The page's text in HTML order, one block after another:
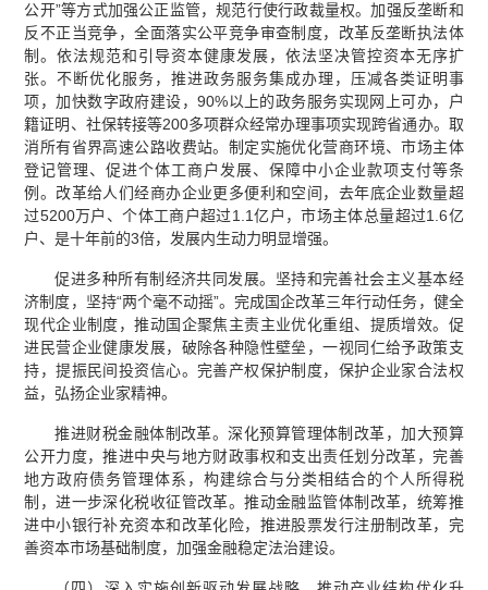
公开”等方式加强公正监管，规范行使行政裁量权。加强反垄断和
反不正当竞争，全面落实公平竞争审查制度，改革反垄断执法体
制。依法规范和引导资本健康发展，依法坚决管控资本无序扩
张。不断优化服务，推进政务服务集成办理，压减各类证明事
项，加快数字政府建设，90%以上的政务服务实现网上可办，户
籍证明、社保转接等200多项群众经常办理事项实现跨省通办。取
消所有省界高速公路收费站。制定实施优化营商环境、市场主体
登记管理、促进个体工商户发展、保障中小企业款项支付等条
例。改革给人们经商办企业更多便利和空间，去年底企业数量超
过5200万户、个体工商户超过1.1亿户，市场主体总量超过1.6亿
户、是十年前的3倍，发展内生动力明显增强。
促进多种所有制经济共同发展。坚持和完善社会主义基本经
济制度，坚持“两个毫不动摇”。完成国企改革三年行动任务，健全
现代企业制度，推动国企聚焦主责主业优化重组、提质增效。促
进民营企业健康发展，破除各种隐性壁垒，一视同仁给予政策支
持，提振民间投资信心。完善产权保护制度，保护企业家合法权
益，弘扬企业家精神。
推进财税金融体制改革。深化预算管理体制改革，加大预算
公开力度，推进中央与地方财政事权和支出责任划分改革，完善
地方政府债务管理体系，构建综合与分类相结合的个人所得税
制，进一步深化税收征管改革。推动金融监管体制改革，统筹推
进中小银行补充资本和改革化险，推进股票发行注册制改革，完
善资本市场基础制度，加强金融稳定法治建设。